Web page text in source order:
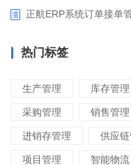
正航ERP系统订单接单
热门标签
生产管理 库存管理
采购管理 销售管理
进销存管理 供应
项目管理 智能物流